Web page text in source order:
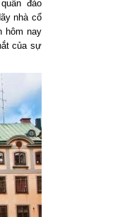
đảo
nhà cổ
hôm nay
của sự